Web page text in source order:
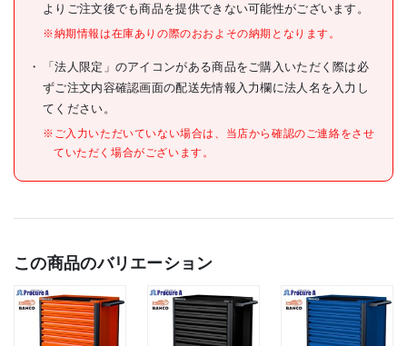
よりご注文後でも商品を提供できない可能性がございます。
※納期情報は在庫ありの際のおおよその納期となります。
「法人限定」のアイコンがある商品をご購入いただく際は必
ずご注文内容確認画面の配送先情報入力欄に法人名を入力し
てください。
※ご入力いただいていない場合は、当店から確認のご連絡をさせ
ていただく場合がございます。
この商品のバリエーション